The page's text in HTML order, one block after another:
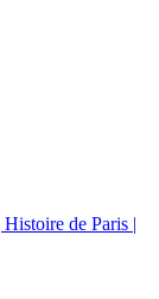
de Paris |